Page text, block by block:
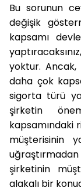
Bu sorunun
değişik
kapsamı
yoktur. Ancak,
daha çok
sigorta türü
şirketin
kapsamındaki
müşterisinin
şirketinin
alakalı bir